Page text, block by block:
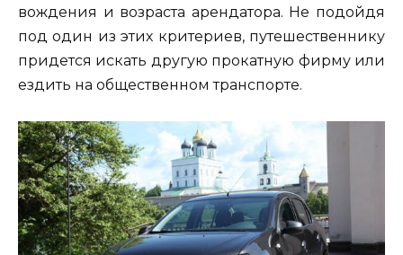
вождения и возраста арендатора. Не подойдя
под один из этих критериев, путешественнику
придется искать другую прокатную фирму или
ездить на общественном транспорте.